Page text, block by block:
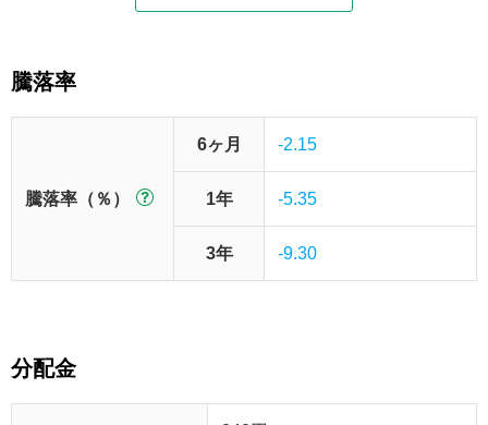
騰落率
騰落率（％）
6ヶ月 -2.15
1年 -5.35
3年 -9.30
分配金